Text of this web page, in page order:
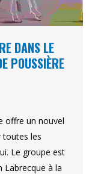
DANS LE
POUSSIÈRE
offre un nouvel
toutes les
Le groupe est
Labrecque à la